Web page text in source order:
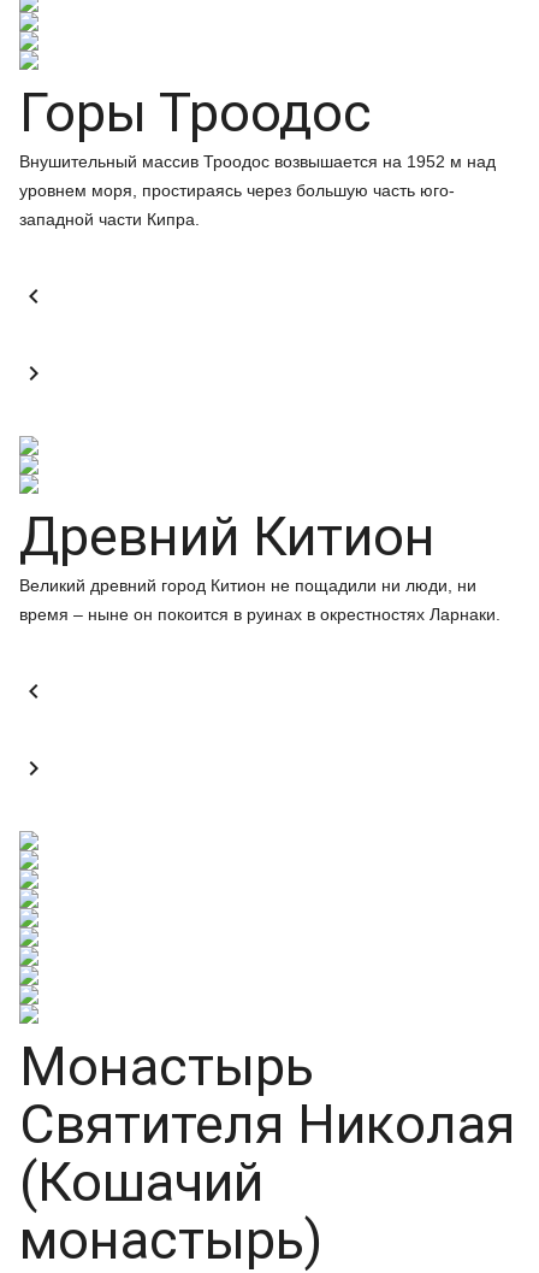
Горы Троодос
Внушительный массив Троодос возвышается на 1952 м над
уровнем моря, простираясь через большую часть юго-
западной части Кипра.


Древний Китион
Великий древний город Китион не пощадили ни люди, ни
время – ныне он покоится в руинах в окрестностях Ларнаки.


Монастырь
Святителя Николая
(Кошачий
монастырь)